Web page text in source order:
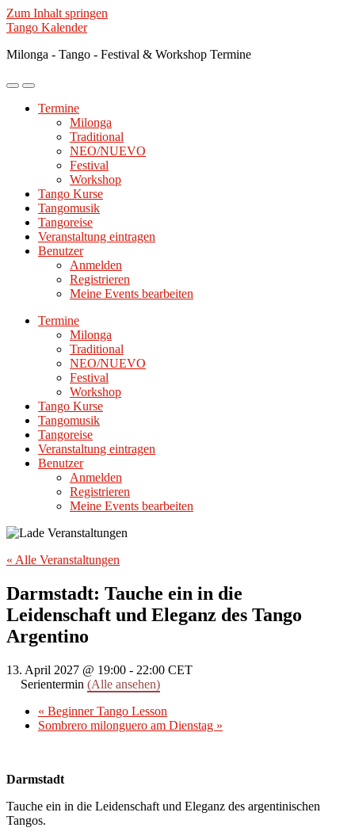
Zum Inhalt springen
Tango Kalender
Milonga - Tango - Festival & Workshop Termine
Mobile-
ein-/ausblenden
Suchfeld
ein-/ausblenden
Termine
Milonga
Traditional
NEO/NUEVO
Festival
Workshop
Tango Kurse
Tangomusik
Tangoreise
Veranstaltung eintragen
Benutzer
Anmelden
Registrieren
Meine Events bearbeiten
Termine
Milonga
Traditional
NEO/NUEVO
Festival
Workshop
Tango Kurse
Tangomusik
Tangoreise
Veranstaltung eintragen
Benutzer
Anmelden
Registrieren
Meine Events bearbeiten
« Alle Veranstaltungen
Darmstadt: Tauche ein in die
Leidenschaft und Eleganz des Tango
Argentino
13. April 2027 @ 19:00 - 22:00 CET
Serientermin (Alle ansehen)
« Beginner Tango Lesson
Sombrero milonguero am Dienstag »
Darmstadt
Tauche ein in die Leidenschaft und Eleganz des argentinischen
Tangos.